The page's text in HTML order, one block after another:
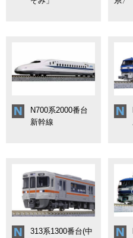
N700系2000番台
新幹線
313系1300番台(中